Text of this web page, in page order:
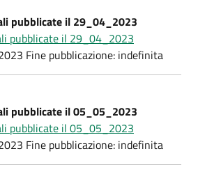
pubblicate il 29_04_2023
pubblicate il 29_04_2023
Fine pubblicazione: indefinita
pubblicate il 05_05_2023
pubblicate il 05_05_2023
Fine pubblicazione: indefinita